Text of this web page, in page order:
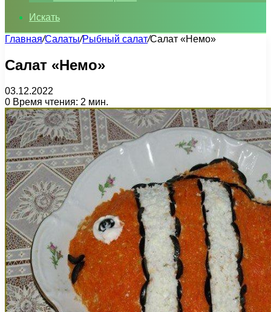
Искать
Главная/Салаты/Рыбный салат/Салат «Немо»
Салат «Немо»
03.12.2022
0 Время чтения: 2 мин.